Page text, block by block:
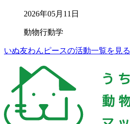
2026年05月11日
動物行動学
いぬ友わんピースの活動一覧を見る